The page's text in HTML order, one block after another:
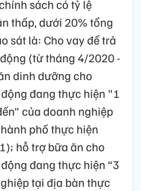
sách có tỷ lệ
thấp, dưới 20% tổng
sát là: Cho vay để trả
(từ tháng 4/2020 -
dinh dưỡng cho
đang thực hiện "1
của doanh nghiệp
phố thực hiện
hỗ trợ bữa ăn cho
đang thực hiện “3
tại địa bàn thực